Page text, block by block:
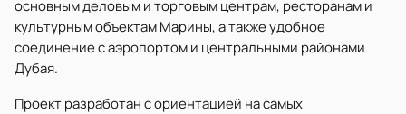
основным деловым и торговым центрам, ресторанам и
культурным объектам Марины, а также удобное
соединение с аэропортом и центральными районами
Дубая.
Проект разработан с ориентацией на самых